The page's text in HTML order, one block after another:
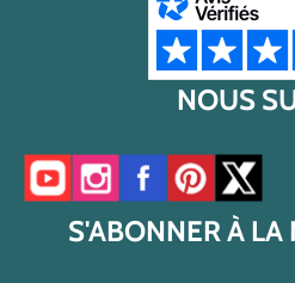
NOUS
Accéder à notre chaîne YouTube
Accéder à notre compte
Accéder à notre
Accéder à
S'ABONNER À LA